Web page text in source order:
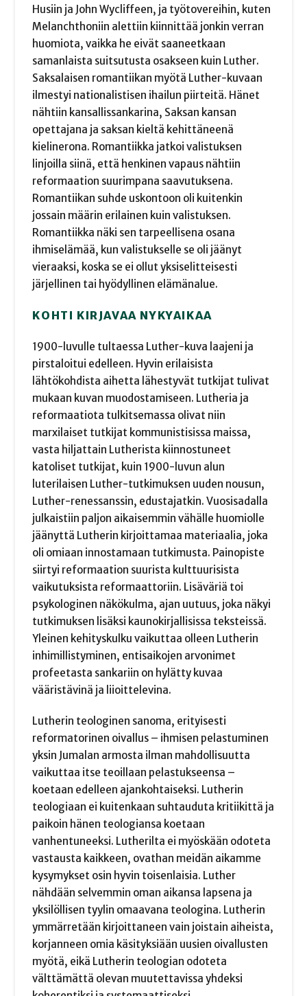
Husiin ja John Wycliffeen, ja työtovereihin, kuten
Melanchthoniin alettiin kiinnittää jonkin verran
huomiota, vaikka he eivät saaneetkaan
samanlaista suitsutusta osakseen kuin Luther.
Saksalaisen romantiikan myötä Luther-kuvaan
ilmestyi nationalistisen ihailun piirteitä. Hänet
nähtiin kansallissankarina, Saksan kansan
opettajana ja saksan kieltä kehittäneenä
kielinerona. Romantiikka jatkoi valistuksen
linjoilla siinä, että henkinen vapaus nähtiin
reformaation suurimpana saavutuksena.
Romantiikan suhde uskontoon oli kuitenkin
jossain määrin erilainen kuin valistuksen.
Romantiikka näki sen tarpeellisena osana
ihmiselämää, kun valistukselle se oli jäänyt
vieraaksi, koska se ei ollut yksiselitteisesti
järjellinen tai hyödyllinen elämänalue.
KOHTI KIRJAVAA NYKYAIKAA
1900-luvulle tultaessa Luther-kuva laajeni ja
pirstaloitui edelleen. Hyvin erilaisista
lähtökohdista aihetta lähestyvät tutkijat tulivat
mukaan kuvan muodostamiseen. Lutheria ja
reformaatiota tulkitsemassa olivat niin
marxilaiset tutkijat kommunistisissa maissa,
vasta hiljattain Lutherista kiinnostuneet
katoliset tutkijat, kuin 1900-luvun alun
luterilaisen Luther-tutkimuksen uuden nousun,
Luther-renessanssin, edustajatkin. Vuosisadalla
julkaistiin paljon aikaisemmin vähälle huomiolle
jäänyttä Lutherin kirjoittamaa materiaalia, joka
oli omiaan innostamaan tutkimusta. Painopiste
siirtyi reformaation suurista kulttuurisista
vaikutuksista reformaattoriin. Lisäväriä toi
psykologinen näkökulma, ajan uutuus, joka näkyi
tutkimuksen lisäksi kaunokirjallisissa teksteissä.
Yleinen kehityskulku vaikuttaa olleen Lutherin
inhimillistyminen, entisaikojen arvonimet
profeetasta sankariin on hylätty kuvaa
vääristävinä ja liioittelevina.
Lutherin teologinen sanoma, erityisesti
reformatorinen oivallus – ihmisen pelastuminen
yksin Jumalan armosta ilman mahdollisuutta
vaikuttaa itse teoillaan pelastukseensa –
koetaan edelleen ajankohtaiseksi. Lutherin
teologiaan ei kuitenkaan suhtauduta kritiikittä ja
paikoin hänen teologiansa koetaan
vanhentuneeksi. Lutherilta ei myöskään odoteta
vastausta kaikkeen, ovathan meidän aikamme
kysymykset osin hyvin toisenlaisia. Luther
nähdään selvemmin oman aikansa lapsena ja
yksilöllisen tyylin omaavana teologina. Lutherin
ymmärretään kirjoittaneen vain joistain aiheista,
korjanneen omia käsityksiään uusien oivallusten
myötä, eikä Lutherin teologian odoteta
välttämättä olevan muutettavissa yhdeksi